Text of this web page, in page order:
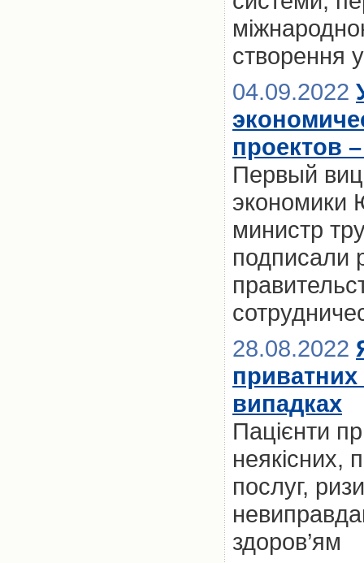
створення
04.09.2022
проектов
Первый
экономики
министр
подписали
28.08.2022
приватних
випадках
Пацієнти
неякісних,
послуг,
здоров’ям